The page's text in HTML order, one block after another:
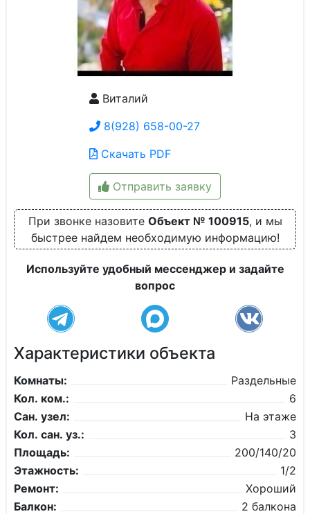
Виталий
8(928) 658-00-27
Скачать PDF
Отправить заявку
При звонке назовите Объект № 100915, и мы
быстрее найдем необходимую информацию!
Используйте удобный мессенджер и задайте
вопрос
Характеристики объекта
Комнаты:
Раздельные
Кол. ком.:
6
Сан. узел:
На этаже
Кол. сан. уз.:
3
Площадь:
200/140/20
Этажность:
1/2
Ремонт:
Хороший
Балкон:
2 балкона